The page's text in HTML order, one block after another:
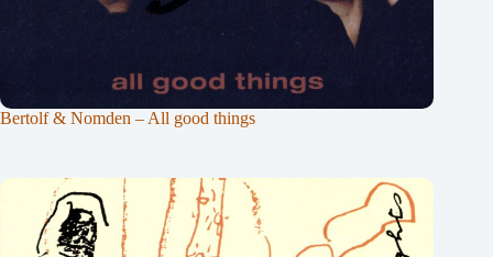
Bertolf & Nomden – All good things